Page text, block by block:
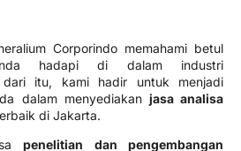
Corporindo memahami betul
hadapi di dalam industri
dari itu, kami hadir untuk menjadi
dalam menyediakan jasa analisa
di Jakarta.
penelitian dan pengembangan